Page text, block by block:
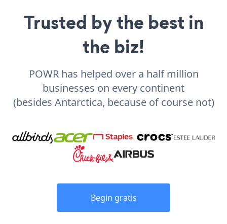
Trusted by the best in
the biz!
POWR has helped over a half million
businesses on every continent
(besides Antarctica, because of course not)
Begin gratis